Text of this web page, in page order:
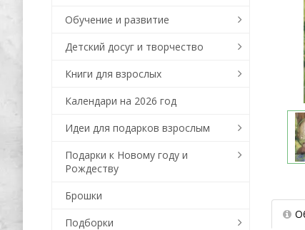
Обучение и развитие
Детский досуг и творчество
Книги для взрослых
Календари на 2026 год
Идеи для подарков взрослым
Подарки к Новому году и
Рождеству
Брошки
Подборки